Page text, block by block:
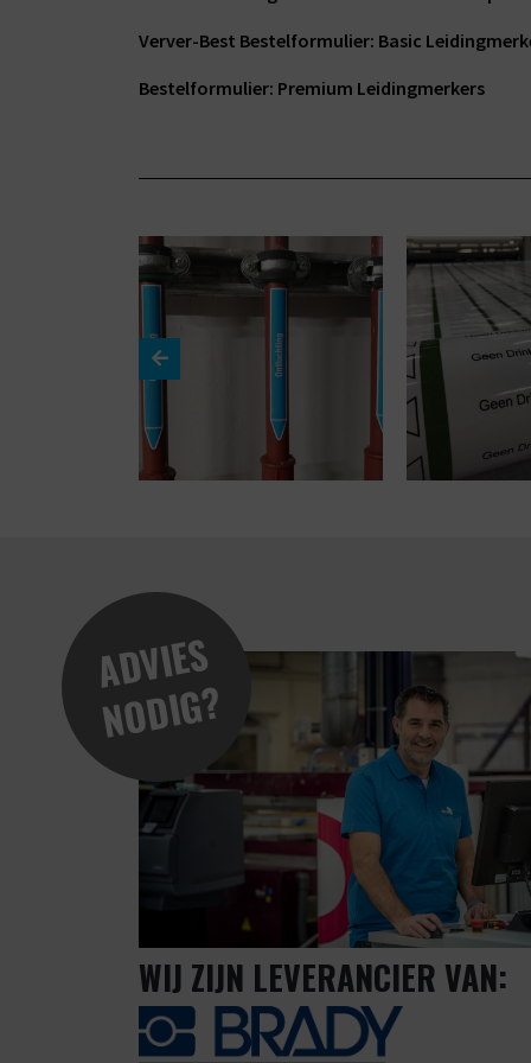
Verver-Best Bestelformulier: Basic
Bestelformulier: Premium Leidingmerkers
A
D
VI
E
S
N
O
DI
G
?
WIJ ZIJN LEVERANCIER VAN: